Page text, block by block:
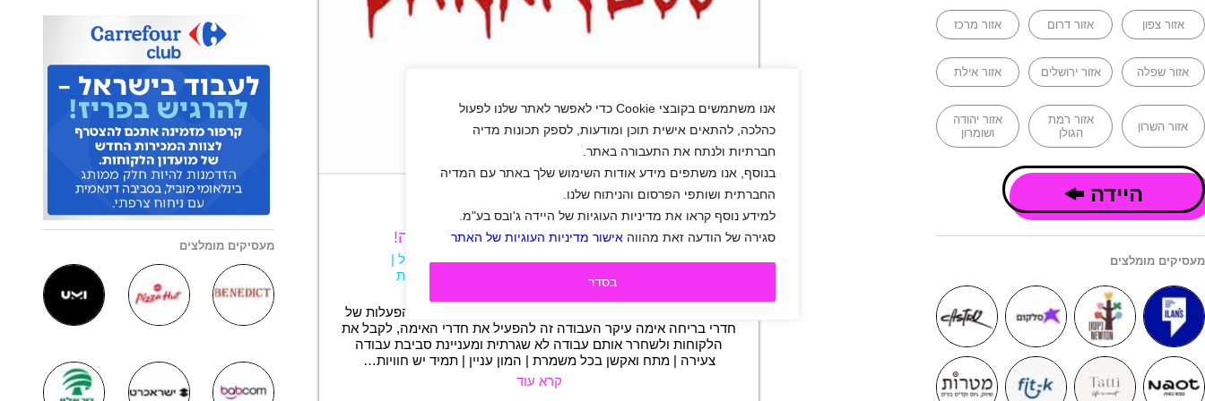
אנו משתמשים בקובצי Cookie כדי לאפשר לאתר שלנו לפעול
כהלכה, להתאים אישית תוכן ומודעות, לספק תכונות מדיה
חברתיות ולנתח את התעבורה באתר.
בנוסף, אנו משתפים מידע אודות השימוש שלך באתר עם המדיה
החברתית ושותפי הפרסום והניתוח שלנו.
למידע נוסף קראו את מדיניות העוגיות של היידה ג'ובס בע"מ.
סגירה של הודעה זאת מהווה אישור מדיניות העוגיות של האתר
בסדר
אזור צפון אזור דרום אזור מרכז
אזור שפלה אזור ירושלים אזור אילת
אזור השרון
אזור רמת
הגולן
אזור יהודה
ושומרון
היידה
מעסיקים מומלצים
+
דורשים.ות מפעילים.ות לחדרי בריחה אימה!
ראשון לציון|שכר 35 ₪ |סטודנטים|חיילים|תפעול|
משרה חלקית
למתחם האימה הכי מפחיד בארץ דרושים.ות מפעילים.ות להפעלות של
חדרי בריחה אימה עיקר העבודה זה להפעיל את חדרי האימה, לקבל את
הלקוחות ולשחרר אותם עבודה לא שגרתית ומעניינת סביבת עבודה
צעירה | מתח ואקשן בכל משמרת | המון עניין | תמיד יש חוויות…
קרא עוד
מעסיקים מומלצים